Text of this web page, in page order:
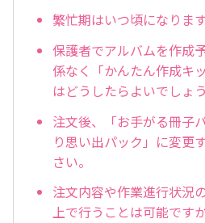
繁忙期はいつ頃になりま
保護者でアルバムを作成
係なく「かんたん作成キ
はどうしたらよいでしょ
注文後、「お手がる冊子
り思い出パック」に変更
さい。
注文内容や作業進行状況
上で行うことは可能です